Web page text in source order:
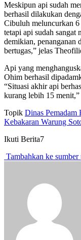
Meskipun api sudah
berhasil dilakukan
Cibuluh meluncurkan
tetapi api sudah sangat
demikian, penanganan
bertugas,” jelas
Api yang
Ohim berhasil
“Situasi akhir api
kurang lebih 15
Topik Dinas Pemadam
Kebakaran Warung
Ikuti Berita7
Tambahkan ke